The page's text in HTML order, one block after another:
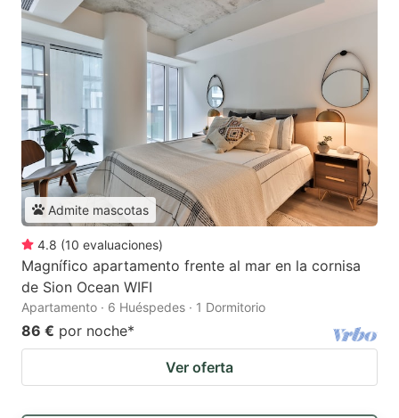
Admite mascotas
4.8 (10 evaluaciones)
Magnífico apartamento frente al mar en la cornisa
de Sion Ocean WIFI
Apartamento · 6 Huéspedes · 1 Dormitorio
86 € por noche*
Ver oferta